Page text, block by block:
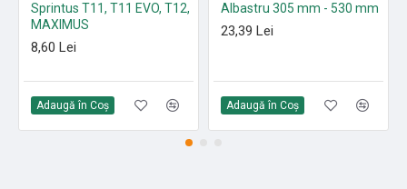
Sprintus T11, T11 EVO, T12,
MAXIMUS
8,60 Lei
Adaugă în Coş
Albastru 305 mm - 530 mm
23,39 Lei
Adaugă în Coş